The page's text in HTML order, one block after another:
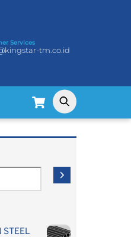
Cart
Services
tm.co.id
STEEL